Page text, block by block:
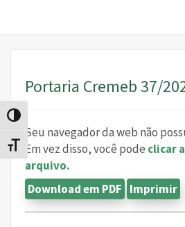
Alternar alto contraste
Alternar tamanho da fonte
Portaria Cremeb 37/
Seu navegador da web não
Em vez disso, você pode clicar
arquivo.
Download em PDF Imprimir